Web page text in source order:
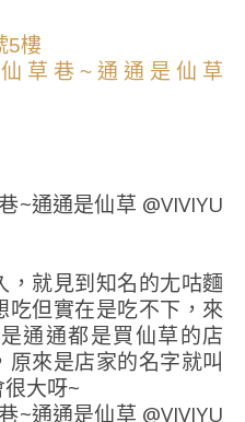
5樓
，就見到知名的尢咕麵
吃但實在是吃不下，來
通通都是買仙草的店
原來是店家的名字就叫
大呀~